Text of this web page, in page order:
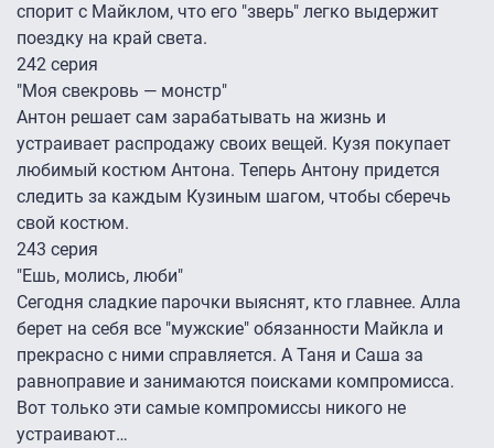
спорит с Майклом, что его "зверь" легко выдержит
поездку на край света.
242 серия
"Моя свекровь — монстр"
Антон решает сам зарабатывать на жизнь и
устраивает распродажу своих вещей. Кузя покупает
любимый костюм Антона. Теперь Антону придется
следить за каждым Кузиным шагом, чтобы сберечь
свой костюм.
243 серия
"Ешь, молись, люби"
Сегодня сладкие парочки выяснят, кто главнее. Алла
берет на себя все "мужские" обязанности Майкла и
прекрасно с ними справляется. А Таня и Саша за
равноправие и занимаются поисками компромисса.
Вот только эти самые компромиссы никого не
устраивают…